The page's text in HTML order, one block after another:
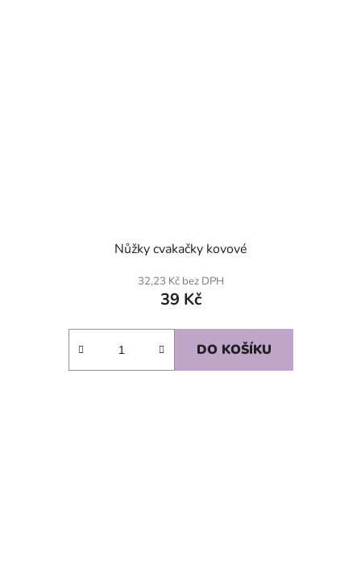
Nůžky cvakačky kovové
32,23 Kč bez DPH
39 Kč
DO KOŠÍKU